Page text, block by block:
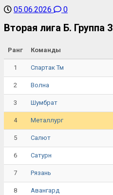
05.06.2026 0
Вторая лига Б. Группа 3
Ранг Команды
1 Спартак Тм
2 Волна
3 Шумбрат
4 Металлург
5 Салют
6 Сатурн
7 Рязань
8 Авангард